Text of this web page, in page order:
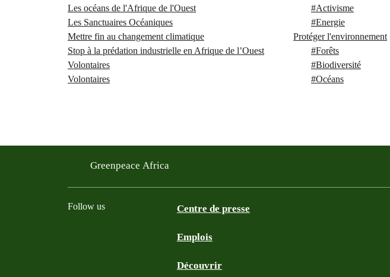
Les océans de l'Afrique de l'Ouest
Les Sanctuaires Océaniques
Mettre fin au changement climatique
Stop à la prédation industrielle en Afrique de l’Ouest
Volontaires
Volontaires
#Activisme
#Energie
Protéger l'environnement
#Forêts
#Biodiversité
#Océans
Greenpeace Africa
Follow us Centre de presse
Emplois
Découvrir